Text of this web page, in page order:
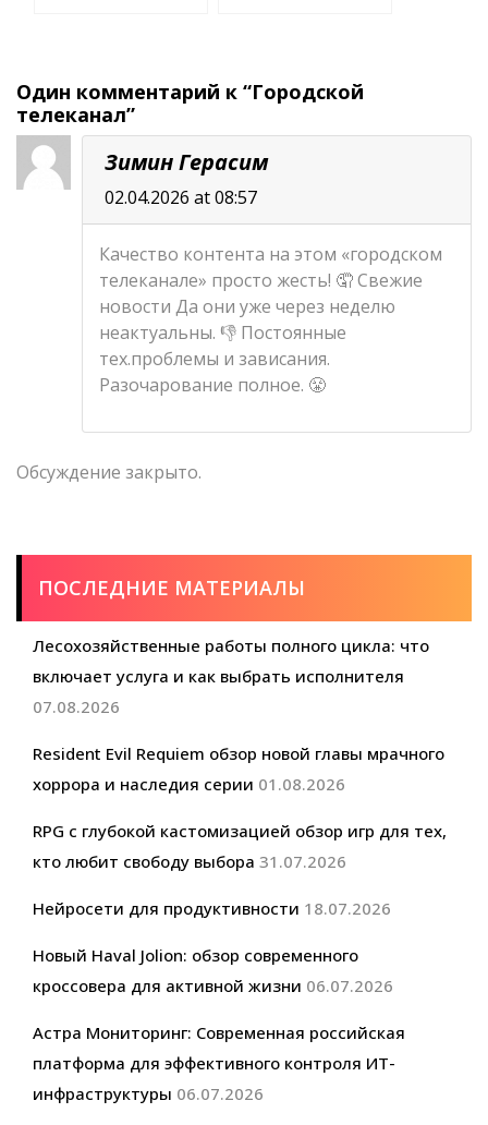
Один комментарий к “Городской
телеканал”
Зимин Герасим
02.04.2026 at 08:57
Качество контента на этом «городском
телеканале» просто жесть! 🤦 Свежие
новости Да они уже через неделю
неактуальны. 👎 Постоянные
тех.проблемы и зависания.
Разочарование полное. 😤
Обсуждение закрыто.
ПОСЛЕДНИЕ МАТЕРИАЛЫ
Лесохозяйственные работы полного цикла: что
включает услуга и как выбрать исполнителя
07.08.2026
Resident Evil Requiem обзор новой главы мрачного
хоррора и наследия серии 01.08.2026
RPG с глубокой кастомизацией обзор игр для тех,
кто любит свободу выбора 31.07.2026
Нейросети для продуктивности 18.07.2026
Новый Haval Jolion: обзор современного
кроссовера для активной жизни 06.07.2026
Астра Мониторинг: Современная российская
платформа для эффективного контроля ИТ-
инфраструктуры 06.07.2026